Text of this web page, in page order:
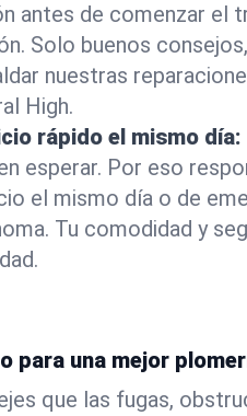
antes de comenzar el
Solo buenos
nuestras
High.
rápido el mismo día:
esperar. Por eso
el mismo día o de
Tu comodidad y
para una mejor
que las fugas,